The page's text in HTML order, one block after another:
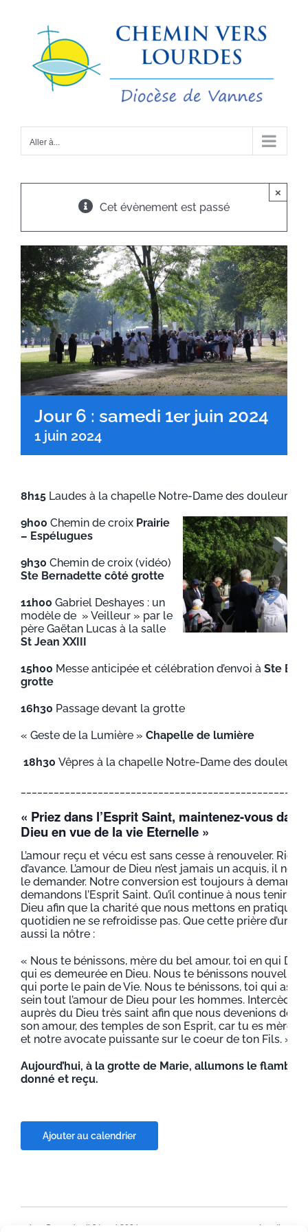
contenu
Aller à...
Cet évènement est passé
×
Jour 6 : samedi 1er juin 2024
1 juin 2024
8h15 Laudes à la chapelle Notre-Dame des douleurs –
9h00 Chemin de croix Prairie
– Espélugues
9h30 Chemin de croix (vidéo)
Ste Bernadette côté grotte
11h00 Gabriel Deshayes : un
modèle de » Veilleur » par le
père Gaëtan Lucas à la salle
St Jean XXIII
15h00 Messe anticipée et célébration d’envoi à Ste
grotte
16h30 Passage devant la grotte
« Geste de la Lumière » Chapelle de lumière
18h30 Vêpres à la chapelle Notre-Dame des douleurs
« Priez dans l’Esprit Saint, maintenez-vous
Dieu en vue de la vie Eternelle »
L’amour reçu et vécu est sans cesse à renouveler. Rien
d’avance. L’amour de Dieu n’est jamais un acquis, il
le demander. Notre conversion est toujours à
demandons l’Esprit Saint. Qu’il continue à nous tenir en
Dieu afin que la charité que nous mettons en pratique
quotidien ne se refroidisse pas. Que cette prière d’un
aussi la nôtre :
« Nous te bénissons, mère du bel amour, toi en qui
qui es demeurée en Dieu. Nous te bénissons nouvelle
qui porte le pain de Vie. Nous te bénissons, toi qui as
sein tout l’amour de Dieu pour les hommes. Intercède
auprès du Dieu très saint afin que nous devenions des
son amour, des temples de son Esprit, car tu es mère
et notre avocate puissante sur le coeur de ton Fils. »
Aujourd’hui, à la grotte de Marie, allumons le
donné et reçu.
Ajouter au calendrier
Jour 5 : vendredi 31 mai 2024 Lundi